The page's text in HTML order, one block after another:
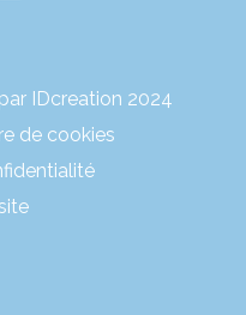
IDcreation 2024
de cookies